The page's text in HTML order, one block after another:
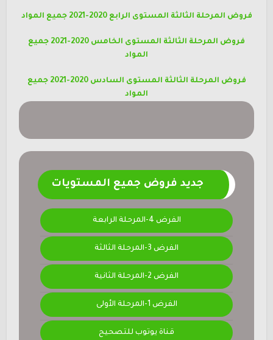
فروض المرحلة الثالثة المستوى الرابع 2020-2021 جميع المواد
فروض المرحلة الثالثة المستوى الخامس 2020-2021 جميع
المواد
فروض المرحلة الثالثة المستوى السادس 2020-2021 جميع
المواد
جديد فروض جميع المستويات
الفرض 4-المرحلة الرابعة
الفرض 3-المرحلة الثالثة
الفرض 2-المرحلة الثانية
الفرض 1-المرحلة الأولى
قناة يوتوب للتصحيح